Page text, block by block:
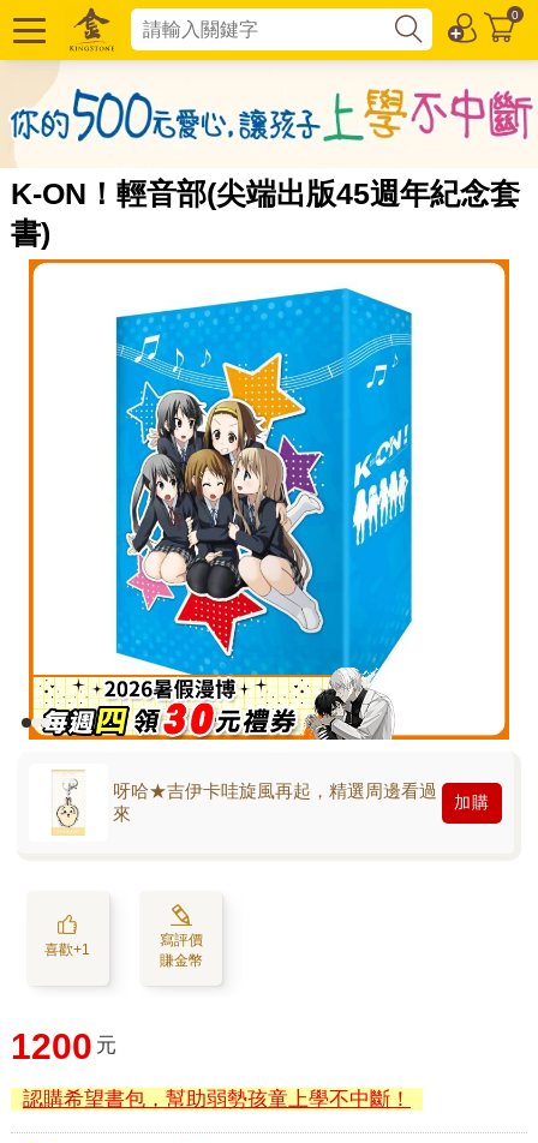
0
K-ON！輕音部(尖端出版45週年紀念套
書)
呀哈★吉伊卡哇旋風再起，精選周邊看過
來
加購
喜歡+1
寫評價
賺金幣
1200 元
認購希望書包，幫助弱勢孩童上學不中斷！